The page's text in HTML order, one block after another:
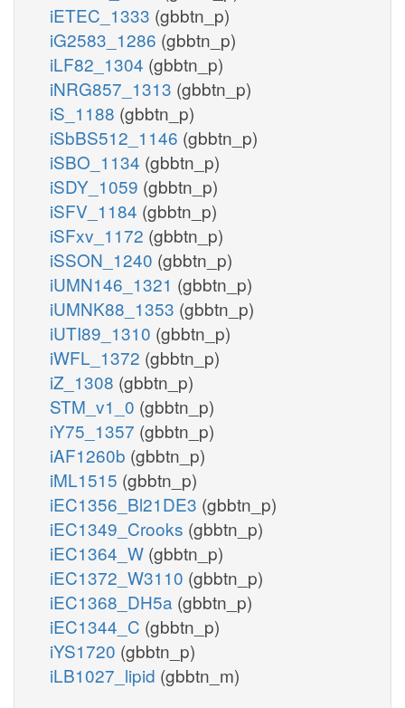
iETEC_1333 (gbbtn_p)
iG2583_1286 (gbbtn_p)
iLF82_1304 (gbbtn_p)
iNRG857_1313 (gbbtn_p)
iS_1188 (gbbtn_p)
iSbBS512_1146 (gbbtn_p)
iSBO_1134 (gbbtn_p)
iSDY_1059 (gbbtn_p)
iSFV_1184 (gbbtn_p)
iSFxv_1172 (gbbtn_p)
iSSON_1240 (gbbtn_p)
iUMN146_1321 (gbbtn_p)
iUMNK88_1353 (gbbtn_p)
iUTI89_1310 (gbbtn_p)
iWFL_1372 (gbbtn_p)
iZ_1308 (gbbtn_p)
STM_v1_0 (gbbtn_p)
iY75_1357 (gbbtn_p)
iAF1260b (gbbtn_p)
iML1515 (gbbtn_p)
iEC1356_Bl21DE3 (gbbtn_p)
iEC1349_Crooks (gbbtn_p)
iEC1364_W (gbbtn_p)
iEC1372_W3110 (gbbtn_p)
iEC1368_DH5a (gbbtn_p)
iEC1344_C (gbbtn_p)
iYS1720 (gbbtn_p)
iLB1027_lipid (gbbtn_m)